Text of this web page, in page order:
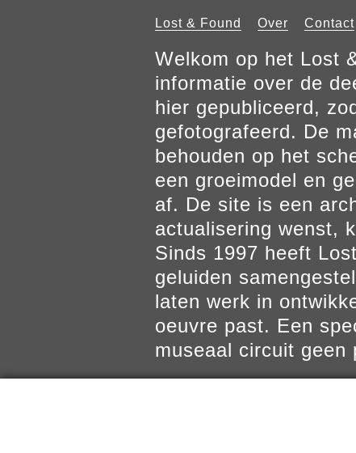
Lost & Found Over Contact
Welkom op het Lost
informatie over de
hier gepubliceerd,
gefotografeerd. De
behouden op het
een groeimodel en
af. De site is een
actualisering wenst,
Sinds 1997 heeft
geluiden
laten werk in
oeuvre past. Een
museaal circuit geen